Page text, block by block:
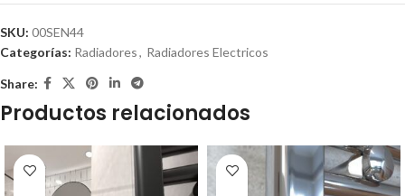
SKU: 00SEN44
Categorías: Radiadores, Radiadores Electricos
Share:
Productos relacionados